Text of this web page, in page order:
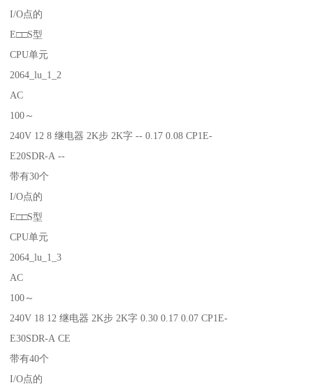
I/O点的
E□□S型
CPU单元
2064_lu_1_2
AC
100～
240V 12 8 继电器 2K步 2K字 -- 0.17 0.08 CP1E-
E20SDR-A --
带有30个
I/O点的
E□□S型
CPU单元
2064_lu_1_3
AC
100～
240V 18 12 继电器 2K步 2K字 0.30 0.17 0.07 CP1E-
E30SDR-A CE
带有40个
I/O点的